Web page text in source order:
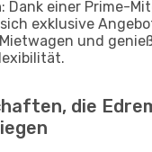
: Dank einer Prime-
exklusive
und
die